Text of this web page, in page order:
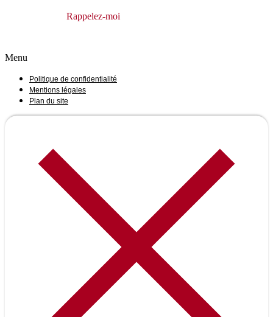
Rappelez-moi
Menu
Politique de confidentialité
Mentions légales
Plan du site